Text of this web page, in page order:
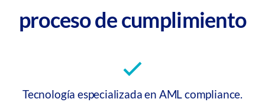
proceso de cumplimiento
Tecnología especializada en AML compliance.